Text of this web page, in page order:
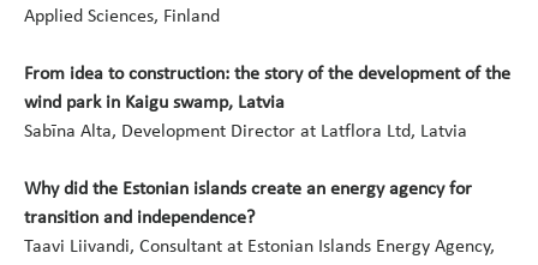
Applied Sciences, Finland
From idea to construction: the story of the development of the
wind park in Kaigu swamp, Latvia
Sabīna Alta, Development Director at Latflora Ltd, Latvia
Why did the Estonian islands create an energy agency for
transition and independence?
Taavi Liivandi, Consultant at Estonian Islands Energy Agency,